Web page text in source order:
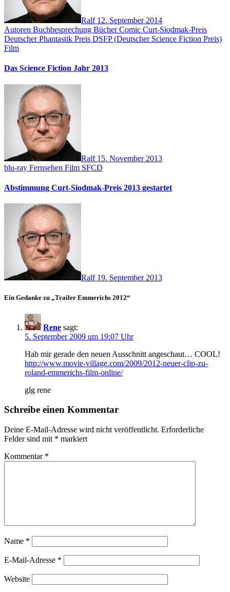
Ralf 12. September 2014
Autoren Buchbesprechung BücherComic Curt-Siodmak-Preis
Deutscher Phantastik Preis DSFP (Deutscher Science Fiction Preis)
Film
Das Science Fiction Jahr 2013
Ralf 15. November 2013
blu-ray Fernsehen Film SFCD
Abstimmung Curt-Siodmak-Preis 2013 gestartet
Ralf 19. September 2013
Ein Gedanke zu „Trailer Emmerichs 2012“
Rene sagt:
5. September 2009 um 19:07 Uhr
Hab mir gerade den neuen Ausschnitt angeschaut… COOL!
http://www.movie-village.com/2009/2012-neuer-clip-zu-
roland-emmerichs-film-online/
glg rene
Schreibe einen Kommentar
Deine E-Mail-Adresse wird nicht veröffentlicht. Erforderliche
Felder sind mit * markiert
Kommentar *
Name *
E-Mail-Adresse *
Website